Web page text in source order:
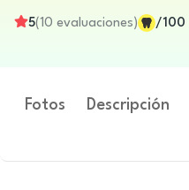
5(10 evaluaciones) /100
Fotos Descripción